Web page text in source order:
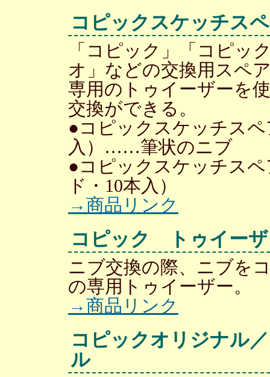
コピックスケッチス
「コピック」「コピッ
オ」などの交換用スペ
専用のトゥイーザーを
交換ができる。
●コピックスケッチス
入）……筆状のニブ
●コピックスケッチス
ド・10本入）
→商品リンク
コピック トゥイーザ
ニブ交換の際、ニブを
の専用トゥイーザー。
→商品リンク
コピックオリジナル
ル